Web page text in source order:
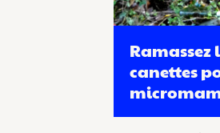
Ramassez
canettes